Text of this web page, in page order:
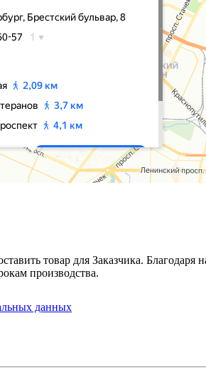
товар для Заказчика.
производства.
данных